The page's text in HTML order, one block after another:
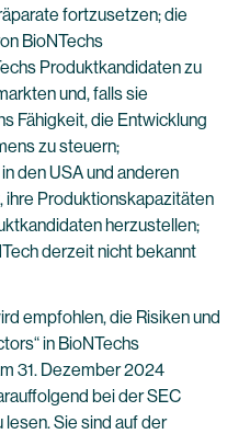
fortzusetzen; die
BioNTechs
Produktkandidaten zu
und, falls sie
Fähigkeit, die Entwicklung
zu steuern;
den USA und anderen
ihre Produktionskapazitäten
herzustellen;
derzeit nicht bekannt
empfohlen, die Risiken und
in BioNTechs
31. Dezember 2024
bei der SEC
Sie sind auf der